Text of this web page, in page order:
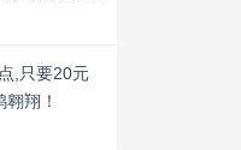
,只要20元
翔！